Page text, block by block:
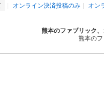
オンライン決済投稿のみ オン
熊本のファブリック
熊本の